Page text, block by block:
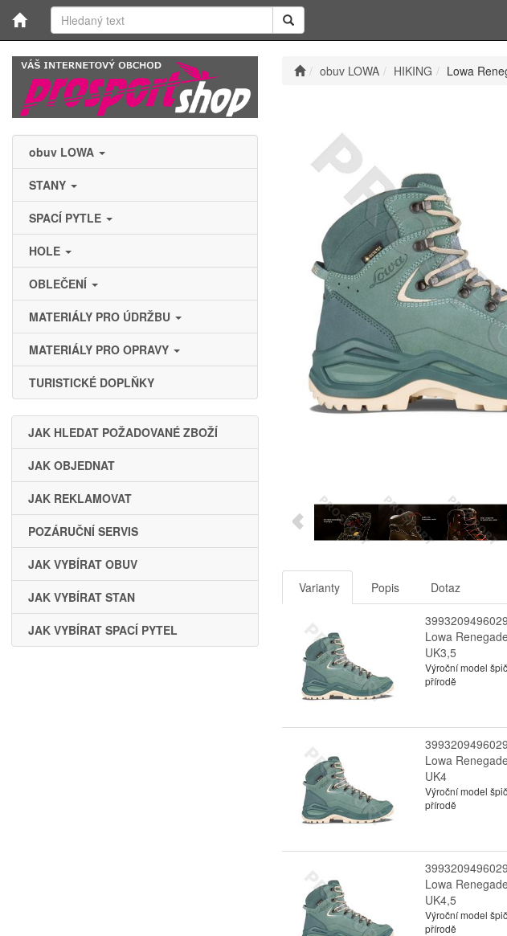
obuv LOWA
STANY
SPACÍ PYTLE
HOLE
OBLEČENÍ
MATERIÁLY PRO ÚDRŽBU
MATERIÁLY PRO OPRAVY
TURISTICKÉ DOPLŇKY
JAK HLEDAT POŽADOVANÉ ZBOŽÍ
JAK OBJEDNAT
JAK REKLAMOVAT
POZÁRUČNÍ SERVIS
JAK VYBÍRAT OBUV
JAK VYBÍRAT STAN
JAK VYBÍRAT SPACÍ PYTEL
obuv LOWA HIKING Lowa
Varianty Popis Dotaz
3993209496029
Lowa
UK3,5
Výroční model
přírodě
3993209496029
Lowa
UK4
Výroční model
přírodě
3993209496029
Lowa
UK4,5
Výroční model
přírodě